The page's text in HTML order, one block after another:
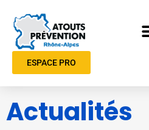
ESPACE PRO
Actualités